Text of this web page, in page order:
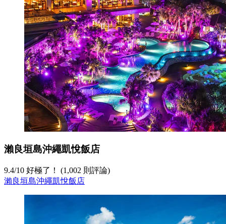
瀨良垣島沖繩凱悅飯店
9.4/10 好極了！ (1,002 則評論)
瀨良垣島沖繩凱悅飯店